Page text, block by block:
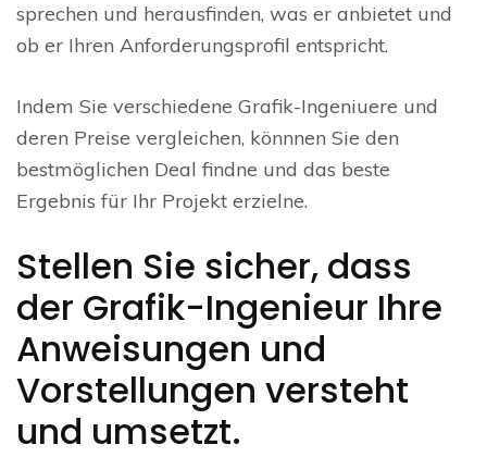
sprechen und herausfinden, was er anbietet und
ob er Ihren Anforderungsprofil entspricht.
Indem Sie verschiedene Grafik-Ingeniuere und
deren Preise vergleichen, könnnen Sie den
bestmöglichen Deal findne und das beste
Ergebnis für Ihr Projekt erzielne.
Stellen Sie sicher, dass
der Grafik-Ingenieur Ihre
Anweisungen und
Vorstellungen versteht
und umsetzt.